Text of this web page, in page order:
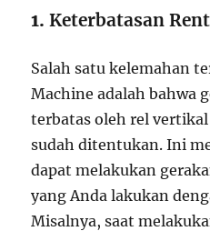
1.Keterbatasan
Salah satu kelemahan
Machine adalah bahwa
terbatas oleh rel
sudah ditentukan. Ini
dapat melakukan
yang Anda lakukan
Misalnya, saat